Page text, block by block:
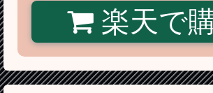
楽天で